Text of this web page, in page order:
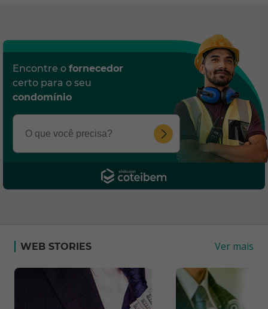
Encontre o fornecedor
certo para o seu
condomínio
WEB STORIES Ver mais